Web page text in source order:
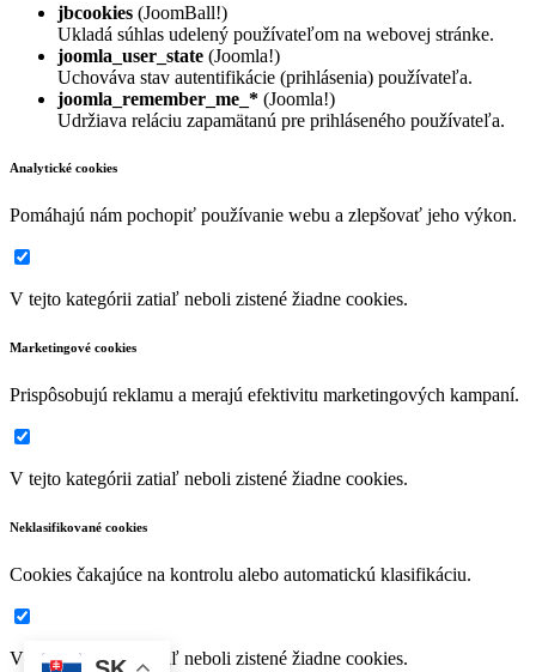
jbcookies (JoomBall!)
Ukladá súhlas udelený používateľom na webovej stránke.
joomla_user_state (Joomla!)
Uchováva stav autentifikácie (prihlásenia) používateľa.
joomla_remember_me_* (Joomla!)
Udržiava reláciu zapamätanú pre prihláseného používateľa.
Analytické cookies
Pomáhajú nám pochopiť používanie webu a zlepšovať jeho výkon.
V tejto kategórii zatiaľ neboli zistené žiadne cookies.
Marketingové cookies
Prispôsobujú reklamu a merajú efektivitu marketingových kampaní.
V tejto kategórii zatiaľ neboli zistené žiadne cookies.
Neklasifikované cookies
Cookies čakajúce na kontrolu alebo automatickú klasifikáciu.
V tejto kategórii zatiaľ neboli zistené žiadne cookies.